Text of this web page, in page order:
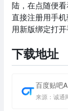
陆，在点随便看
直接注册用手
用新版绑定打开
下载地址
来源：诚通